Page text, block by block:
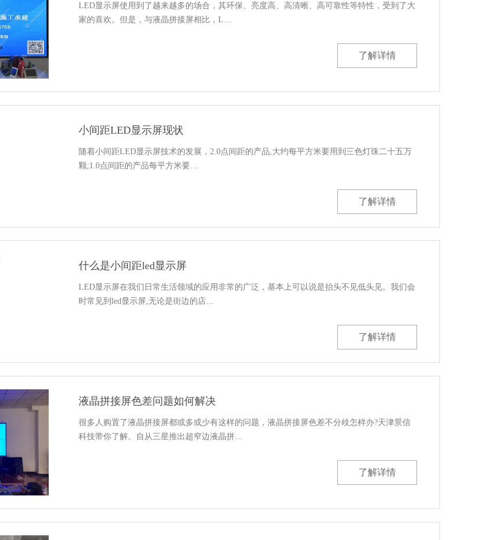
LED显示屏使用到了越来越多的场合，其环保、亮度高、高清晰、高可靠性等特性，受到了大
家的喜欢。但是，与液晶拼接屏相比，L…
了解详情
小间距LED显示屏现状
随着小间距LED显示屏技术的发展，2.0点间距的产品,大约每平方米要用到三色灯珠二十五万
颗;1.0点间距的产品每平方米要…
了解详情
什么是小间距led显示屏
LED显示屏在我们日常生活领域的应用非常的广泛，基本上可以说是抬头不见低头见。我们会
时常见到led显示屏,无论是街边的店…
了解详情
液晶拼接屏色差问题如何解决
很多人购置了液晶拼接屏都或多或少有这样的问题，液晶拼接屏色差不分歧怎样办?天津景信
科技带你了解。自从三星推出超窄边液晶拼…
了解详情